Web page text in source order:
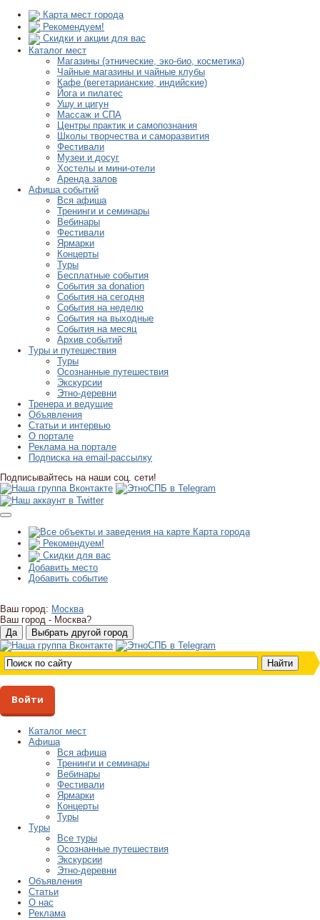
Карта мест города
Рекомендуем!
Скидки и акции для вас
Каталог мест
Магазины (этнические, эко-био, косметика)
Чайные магазины и чайные клубы
Кафе (вегетарианские, индийские)
Йога и пилатес
Ушу и цигун
Массаж и СПА
Центры практик и самопознания
Школы творчества и саморазвития
Фестивали
Музеи и досуг
Хостелы и мини-отели
Аренда залов
Афиша событий
Вся афиша
Тренинги и семинары
Вебинары
Фестивали
Ярмарки
Концерты
Туры
Бесплатные события
События за donation
События на сегодня
События на неделю
События на выходные
События на месяц
Архив событий
Туры и путешествия
Туры
Осознанные путешествия
Экскурсии
Этно-деревни
Тренера и ведущие
Объявления
Статьи и интервью
О портале
Реклама на портале
Подписка на email-рассылку
Подписывайтесь на наши соц. сети!
Карта города
Рекомендуем!
Скидки для вас
Добавить место
Добавить событие
Ваш город: Москва
Ваш город - Москва?
Войти
Каталог мест
Афиша
Вся афиша
Тренинги и семинары
Вебинары
Фестивали
Ярмарки
Концерты
Туры
Туры
Все туры
Осознанные путешествия
Экскурсии
Этно-деревни
Объявления
Статьи
О нас
Реклама